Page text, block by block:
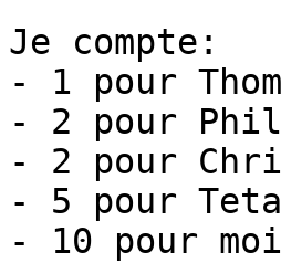
Je compte:
- 1 pour
- 2 pour
- 2 pour
- 5 pour
- 10 pour moi